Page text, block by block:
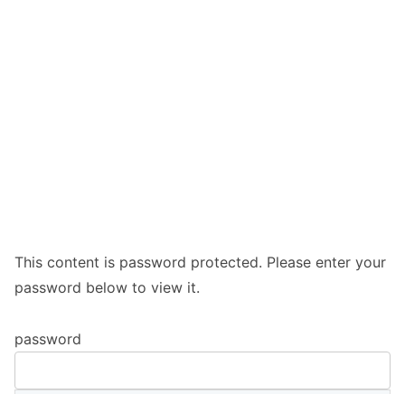
This content is password protected. Please enter your
password below to view it.
password